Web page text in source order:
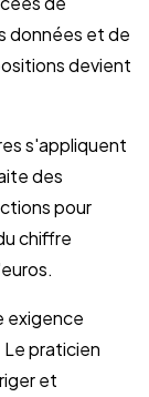
données et de
devient
s'appliquent
des
pour
chiffre
exigence
Le praticien
et